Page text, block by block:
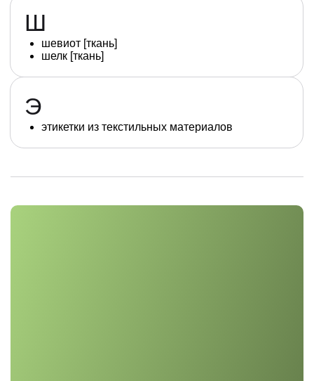
Ш
шевиот [ткань]
шелк [ткань]
Э
этикетки из текстильных материалов